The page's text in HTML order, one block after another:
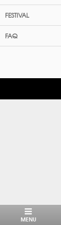
FESTIVAL
FAQ
MENU